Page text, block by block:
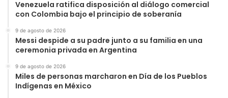
Venezuela ratifica disposición al diálogo comercial
con Colombia bajo el principio de soberanía
9 de agosto de 2026
Messi despide a su padre junto a su familia en una
ceremonia privada en Argentina
9 de agosto de 2026
Miles de personas marcharon en Día de los Pueblos
Indígenas en México